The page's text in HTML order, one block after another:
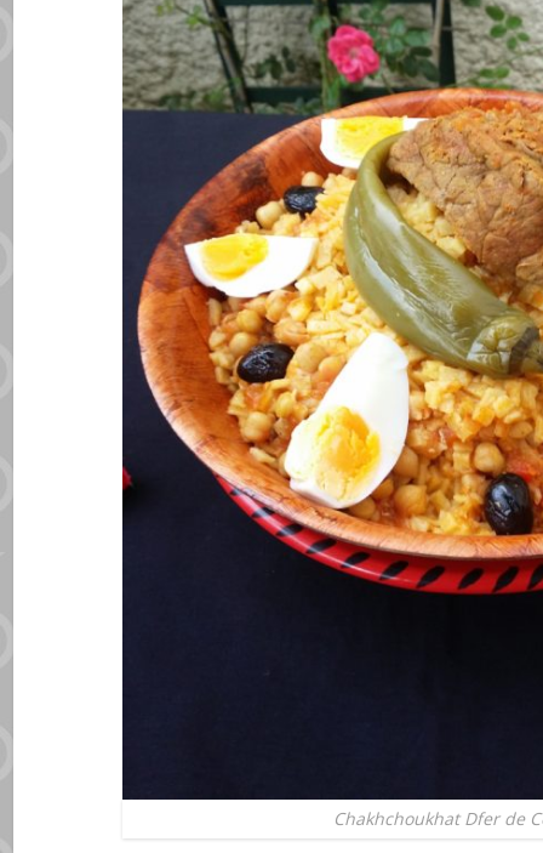
Chakhchoukhat Dfer de